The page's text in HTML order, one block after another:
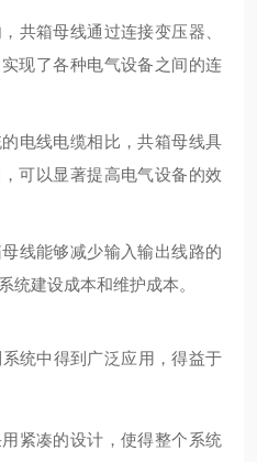
共箱母线通过连接变压器、
现了各种电气设备之间的连
的电线电缆相比，共箱母线具
可以显著提高电气设备的效
母线能够减少输入输出线路的
统建设成本和维护成本。
统中得到广泛应用，得益于
用紧凑的设计，使得整个系统